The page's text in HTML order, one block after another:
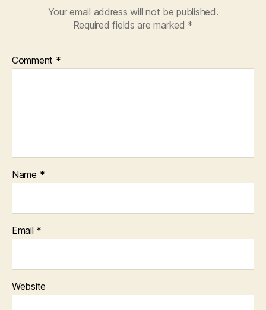
Your email address will not be published.
Required fields are marked *
Comment *
Name *
Email *
Website